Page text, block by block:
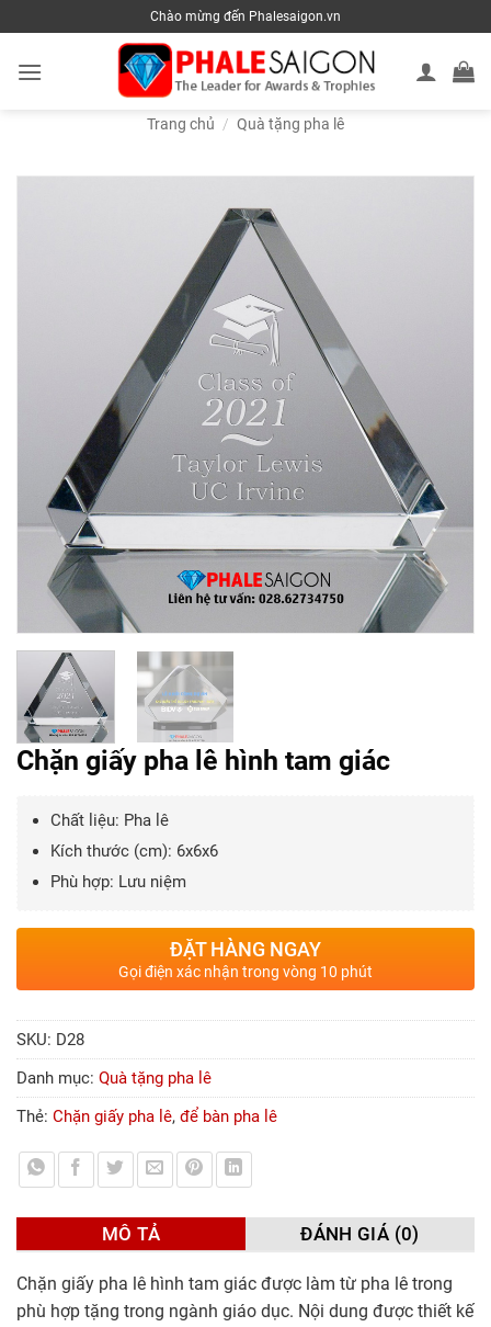
to
content
Chào mừng đến Phalesaigon.vn
Trang chủ / Quà tặng pha lê
Chặn giấy pha lê hình tam giác
Chất liệu: Pha lê
Kích thước (cm): 6x6x6
Phù hợp: Lưu niệm
ĐẶT HÀNG NGAY
Gọi điện xác nhận trong vòng 10 phút
SKU: D28
Danh mục: Quà tặng pha lê
Thẻ: Chặn giấy pha lê, để bàn pha lê
MÔ TẢ ĐÁNH GIÁ (0)
Chặn giấy pha lê hình tam giác được làm từ pha lê trong
phù hợp tặng trong ngành giáo dục. Nội dung được thiết kế